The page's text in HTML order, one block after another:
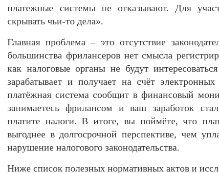
платежные системы не отказывают. Для
скрывать чьи-то дела».
Главная проблема – это отсутствие
большинства фрилансеров нет смысла
как налоговые органы не будут
зарабатывает и получает на счёт
платёжная система сообщит в финансовый
занимаетесь фрилансом и ваш заработок
платите налоги. В итоге, вы поймёте, что
выгоднее в долгосрочной перспективе, чем
нарушение налогового законодательства.
Ниже список полезных нормативных актов и